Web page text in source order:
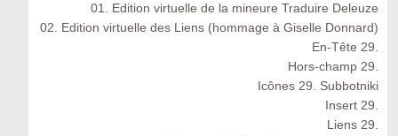
01. Edition virtuelle de la mineure Traduire Deleuze
02. Edition virtuelle des Liens (hommage à Giselle Donnard)
En-Tête 29.
Hors-champ 29.
Icônes 29. Subbotniki
Insert 29.
Liens 29.